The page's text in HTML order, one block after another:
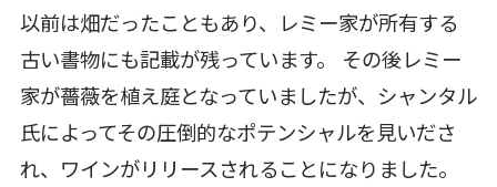
以前は畑だったこともあり、レミー家が所有する
古い書物にも記載が残っています。 その後レミー
家が薔薇を植え庭となっていましたが、シャンタル
氏によってその圧倒的なポテンシャルを見いださ
れ、ワインがリリースされることになりました。